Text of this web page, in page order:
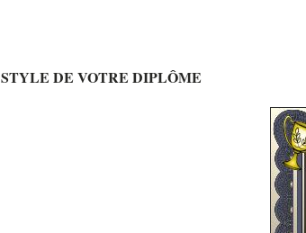
STYLE DE VOTRE DIPLÔME